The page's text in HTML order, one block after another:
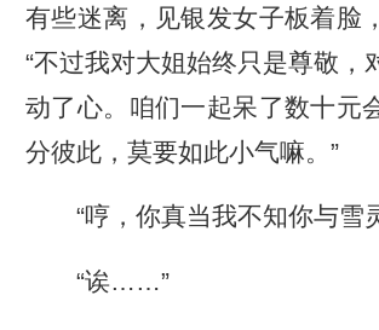
有些迷离，见银发女子板着脸
“不过我对大姐始终只是尊敬，
动了心。咱们一起呆了数十元
分彼此，莫要如此小气嘛。”
“哼，你真当我不知你与雪
“诶……”